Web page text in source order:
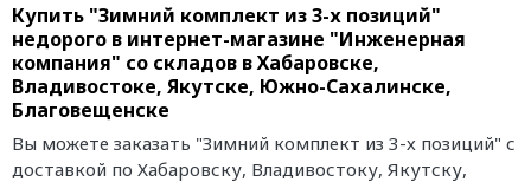
Купить "Зимний комплект из 3-х позиций"
недорого в интернет-магазине "Инженерная
компания" со складов в Хабаровске,
Владивостоке, Якутске, Южно-Сахалинске,
Благовещенске
Вы можете заказать "Зимний комплект из 3-х позиций" с
доставкой по Хабаровску, Владивостоку, Якутску,